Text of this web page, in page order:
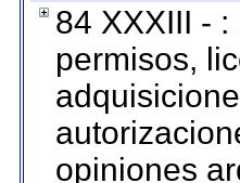
84 XXXIII -
permisos,
opiniones